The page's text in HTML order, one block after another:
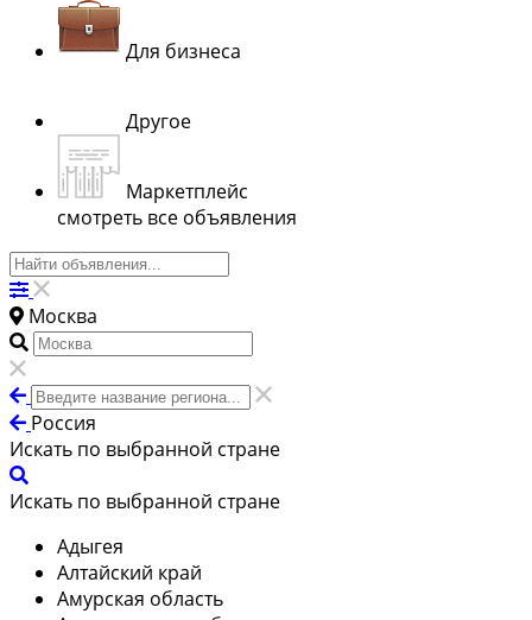
Для бизнеса
Другое
Маркетплейс
смотреть все объявления
Москва
Россия
Искать по выбранной стране
Искать по выбранной стране
Адыгея
Алтайский край
Амурская область